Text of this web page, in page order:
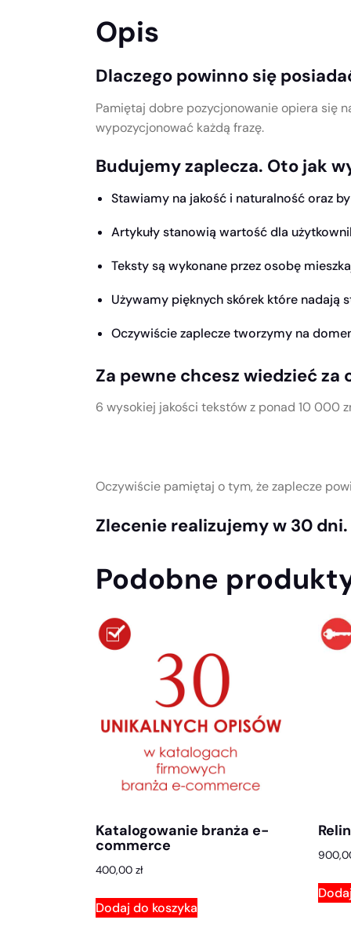
Opis
Dlaczego powinno się
Pamiętaj dobre pozycjonowanie opiera się
wypozycjonować każdą frazę.
Budujemy zaplecza. Oto jak
Stawiamy na jakość i naturalność oraz
Artykuły stanowią wartość dla
Teksty są wykonane przez osobę
Używamy pięknych skórek które nadają
Oczywiście zaplecze tworzymy na
Za pewne chcesz wiedzieć za
6 wysokiej jakości tekstów z ponad 10 000
Oczywiście pamiętaj o tym, że zaplecze
Zlecenie realizujemy w 30 dni.
Podobne
Katalogowanie branża e-
commerce
400,00 zł
Dodaj do koszyka